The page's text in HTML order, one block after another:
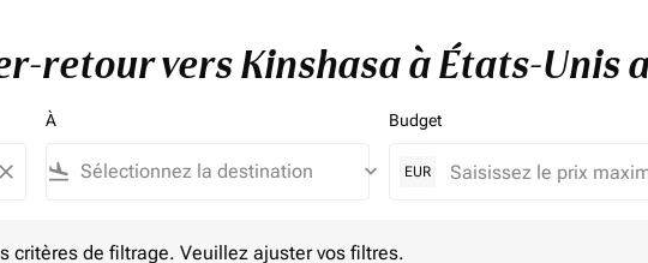
retour vers Kinshasa à États-Unis
close
À
flight_land keyboard_arrow_down
Budget
EUR
critères de filtrage. Veuillez ajuster vos filtres.